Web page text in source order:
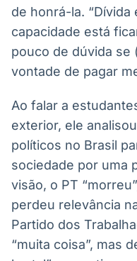
de honrá-la.
capacidade está
pouco de dúvida se
vontade de pagar
Ao falar a
exterior, ele
políticos no Brasil
sociedade por uma
visão, o PT
perdeu relevância
Partido dos
“muita coisa”, mas